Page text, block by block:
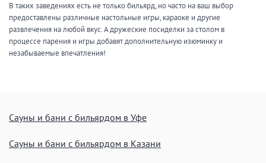
На берегу водоема
Комната отдыха
Собственная парковка
WI-FI
Детская комната
Сеновал
В таких заведениях есть не только бильярд, но часто на ваш выбор
предоставлены различные настольные игры, караоке и другие
развлечения на любой вкус. А дружеские посиделки за столом в
процессе парения и игры добавят дополнительную изюминку и
незабываемые впечатления!
Сауны и бани с бильярдом в Уфе
Сауны и бани с бильярдом в Казани